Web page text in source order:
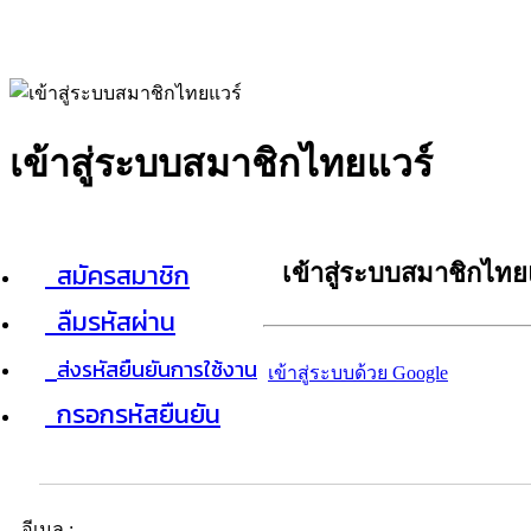
เข้าสู่ระบบสมาชิกไทยแวร์
สมัครสมาชิก
ลืมรหัสผ่าน
ส่งรหัสยืนยันการใช้งาน
กรอกรหัสยืนยัน
เข้าสู่ระบบสมาชิกไท
เข้าสู่ระบบด้วย Google